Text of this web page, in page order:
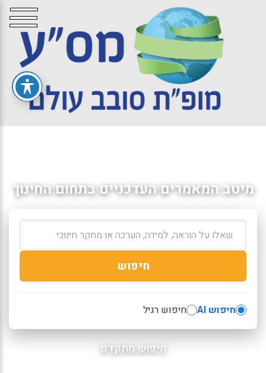
מיטב המאמרים העדכניים בתחום החינוך
חיפוש
חיפוש AI חיפוש רגיל
חיפוש מתקדם